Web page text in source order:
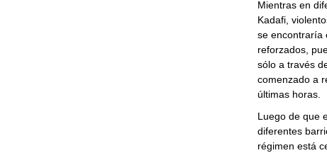
Mientras en
Kadafi,
se encontraría
reforzados,
sólo a través
comenzado a
últimas horas.
Luego de que
diferentes
régimen está